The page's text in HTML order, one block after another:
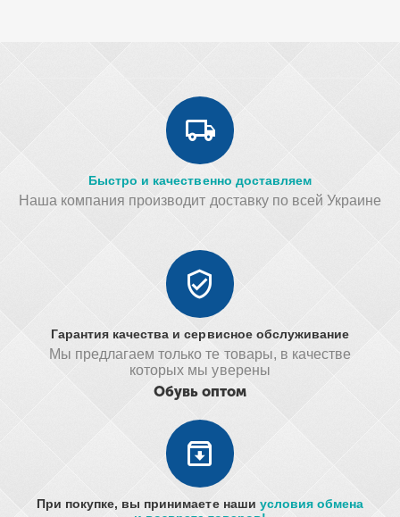
Быстро и качественно доставляем
Наша компания производит доставку по всей Украине
Гарантия качества и сервисное обслуживание
Мы предлагаем только те товары, в качестве
которых мы уверены
Обувь оптом
При покупке, вы принимаете наши условия обмена